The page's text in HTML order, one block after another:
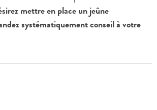
mettre en place un jeûne
systématiquement conseil à votre